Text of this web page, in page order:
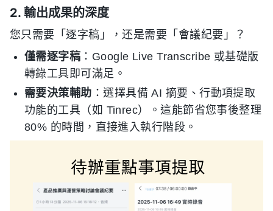
2. 輸出成果的深度
您只需要「逐字稿」，还是需要「會議紀要」？
僅需逐字稿 ：Google Live Transcribe 或基礎版
轉錄工具即可滿足。
需要決策輔助 ：選擇具備 AI 摘要、行動項提取
功能的工具（如 Tinrec）。這能節省您事後整理
80% 的時間，直接進入執行階段。